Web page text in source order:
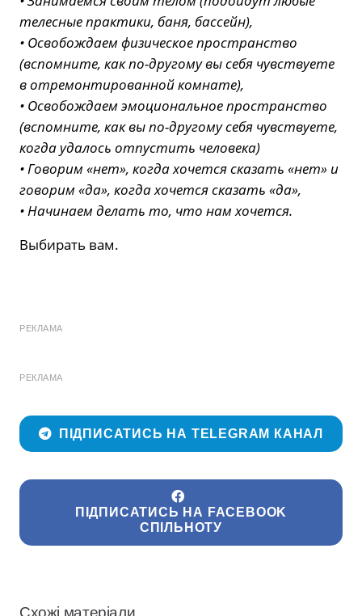
телесные практики, баня, бассейн),
• Освобождаем физическое пространство
(вспомните, как по-другому вы себя чувствуете
в отремонтированной комнате),
• Освобождаем эмоциональное пространство
(вспомните, как вы по-другому себя чувствуете,
когда удалось отпустить человека)
• Говорим «нет», когда хочется сказать «нет» и
говорим «да», когда хочется сказать «да»,
• Начинаем делать то, что нам хочется.
Выбирать вам.
РЕКЛАМА
РЕКЛАМА
ПІДПИСАТИСЬ НА TELEGRAM КАНАЛ
ПІДПИСАТИСЬ НА FACEBOOK
СПІЛЬНОТУ
Схожі матеріали